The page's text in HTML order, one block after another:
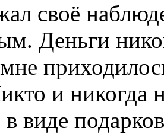
своё
Деньги
и никогда
виде